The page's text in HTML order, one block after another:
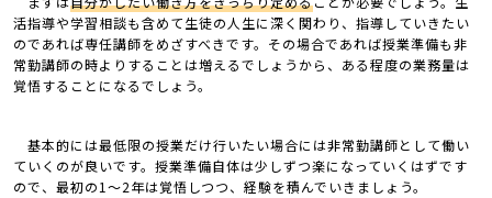
活指導や学習相談も含めて生徒の人生に深く関わり、指導していきたい
のであれば専任講師をめざすべきです。その場合であれば授業準備も非
常勤講師の時よりすることは増えるでしょうから、ある程度の業務量は
覚悟することになるでしょう。
基本的には最低限の授業だけ行いたい場合には非常勤講師として働い
ていくのが良いです。授業準備自体は少しずつ楽になっていくはずです
ので、最初の1〜2年は覚悟しつつ、経験を積んでいきましょう。